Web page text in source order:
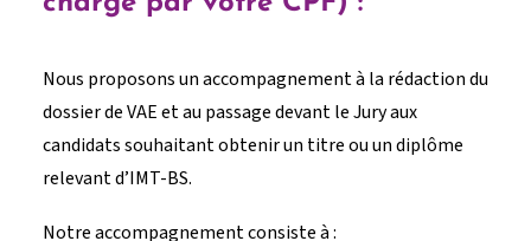
Nous proposons un accompagnement à la rédaction du
dossier de VAE et au passage devant le Jury aux
candidats souhaitant obtenir un titre ou un diplôme
relevant d’IMT-BS.
Notre accompagnement consiste à :